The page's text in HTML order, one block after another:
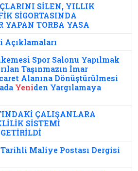
SİLEN, YILLIK
SİGORTASINDA
YAPAN TORBA YASA
Spor Salonu Yapılmak
Taşınmazın İmar
Alanına Dönüştürülmesi
Yeniden Yargılamaya
ÇALIŞANLARA
SİSTEMİ
Maliye Postası Dergisi